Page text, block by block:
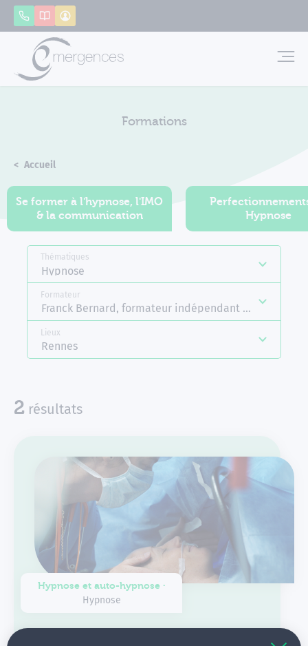
AppelerCatalogue
Formations
Accueil
Se former à l'hypnose, l'IMO
& la communication
Hypnose
Thématiques
Hypnose
Formateur
Franck Bernard, formateur indépendant Emergences
Lieux
Rennes
2 résultats
Hypnose et auto-hypnose ∙
Hypnose
Panneau de gestion des cookies